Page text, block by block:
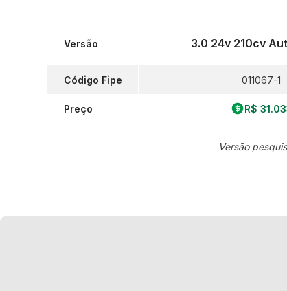
Versão
Código Fipe
Preço
3.0 24v 210cv
011067-1
R$
Versão